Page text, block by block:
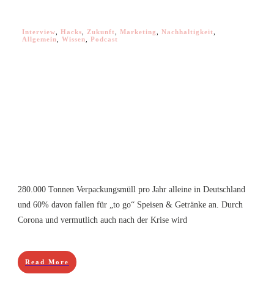
Interview Hacks Zukunft Marketing Nachhaltigkeit
Allgemein
Wissen Podcast
280.000 Tonnen Verpackungsmüll pro Jahr alleine in Deutschland
und 60% davon fallen für „to go“ Speisen & Getränke an. Durch
Corona und vermutlich auch nach der Krise wird
Read More